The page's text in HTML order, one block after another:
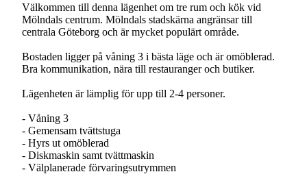
Välkommen till denna lägenhet om tre rum och kök vid
Mölndals centrum. Mölndals stadskärna angränsar till
centrala Göteborg och är mycket populärt område.
Bostaden ligger på våning 3 i bästa läge och är omöblerad.
Bra kommunikation, nära till restauranger och butiker.
Lägenheten är lämplig för upp till 2-4 personer.
- Våning 3
- Gemensam tvättstuga
- Hyrs ut omöblerad
- Diskmaskin samt tvättmaskin
- Välplanerade förvaringsutrymmen